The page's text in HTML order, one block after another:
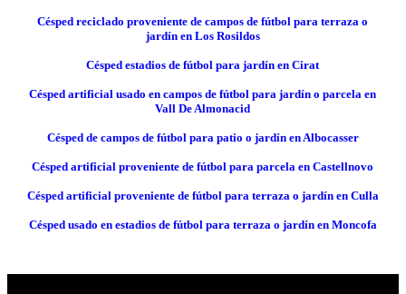
Césped reciclado proveniente de campos de fútbol para terraza o
jardín en Los Rosildos
Césped estadios de fútbol para jardín en Cirat
Césped artificial usado en campos de fútbol para jardín o parcela en
Vall De Almonacid
Césped de campos de fútbol para patio o jardín en Albocasser
Césped artificial proveniente de fútbol para parcela en Castellnovo
Césped artificial proveniente de fútbol para terraza o jardín en Culla
Césped usado en estadios de fútbol para terraza o jardín en Moncofa